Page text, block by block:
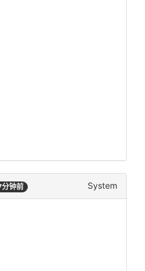
分钟前 System